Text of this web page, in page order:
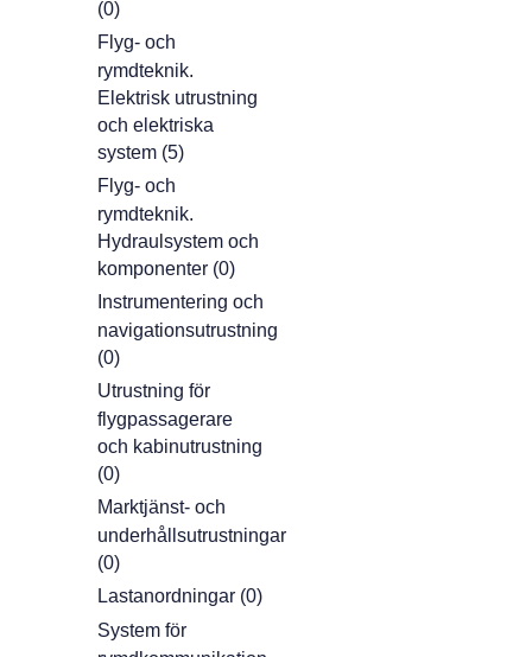
(0)
Flyg- och
rymdteknik.
Elektrisk utrustning
och elektriska
system (5)
Flyg- och
rymdteknik.
Hydraulsystem och
komponenter (0)
Instrumentering och
navigationsutrustning
(0)
Utrustning för
flygpassagerare
och kabinutrustning
(0)
Marktjänst- och
underhållsutrustningar
(0)
Lastanordningar (0)
System för